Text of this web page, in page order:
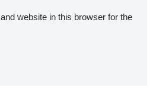
website in this browser for the